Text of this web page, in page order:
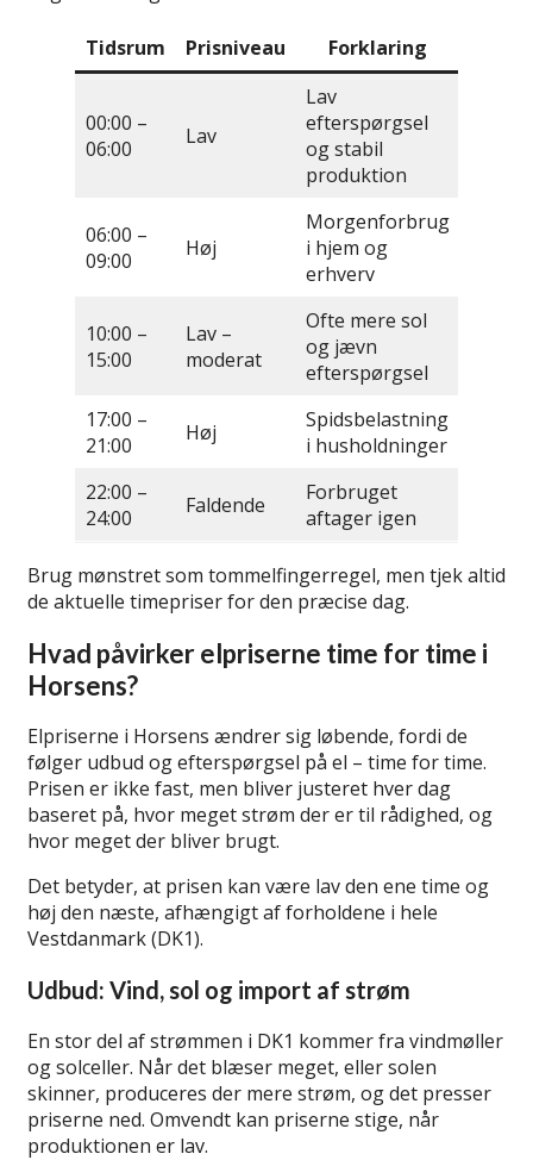
Tidsrum Prisniveau Forklaring
00:00 –
06:00
Lav
Lav
efterspørgsel
og stabil
produktion
06:00 –
09:00
Høj
Morgenforbrug
i hjem og
erhverv
10:00 –
15:00
Lav –
moderat
Ofte mere sol
og jævn
efterspørgsel
17:00 –
21:00
Høj
Spidsbelastning
i husholdninger
22:00 –
24:00
Faldende
Forbruget
aftager igen
Brug mønstret som tommelfingerregel, men tjek altid
de aktuelle timepriser for den præcise dag.
Hvad påvirker elpriserne time for time i
Horsens?
Elpriserne i Horsens ændrer sig løbende, fordi de
følger udbud og efterspørgsel på el – time for time.
Prisen er ikke fast, men bliver justeret hver dag
baseret på, hvor meget strøm der er til rådighed, og
hvor meget der bliver brugt.
Det betyder, at prisen kan være lav den ene time og
høj den næste, afhængigt af forholdene i hele
Vestdanmark (DK1).
Udbud: Vind, sol og import af strøm
En stor del af strømmen i DK1 kommer fra vindmøller
og solceller. Når det blæser meget, eller solen
skinner, produceres der mere strøm, og det presser
priserne ned. Omvendt kan priserne stige, når
produktionen er lav.